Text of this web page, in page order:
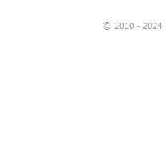
© 2010 - 2024 |